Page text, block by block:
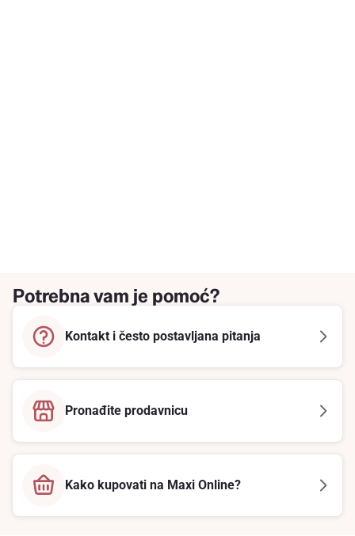
Potrebna vam je pomoć?
Kontakt i često postavljana pitanja
Pronađite prodavnicu
Kako kupovati na Maxi Online?